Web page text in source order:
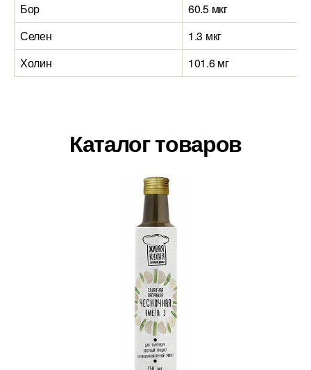
Бор
60.5 мкг
Селен
1.3 мкг
Холин
101.6 мг
Каталог товаров